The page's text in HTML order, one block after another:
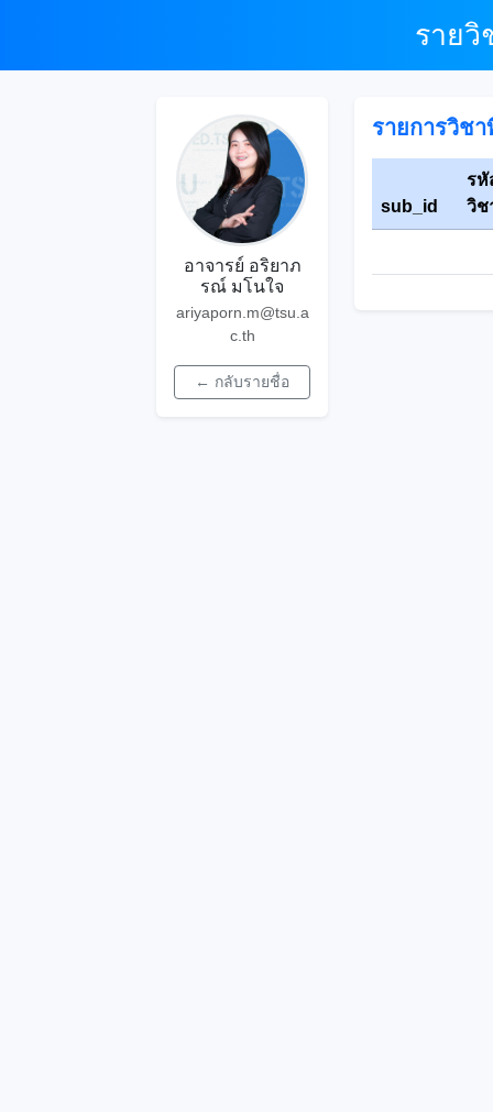
ราย
อาจารย์ อริยาภ
รณ์ มโนใจ
ariyaporn.m@tsu.a
c.th
← กลับรายชื่อ
รายการวิช
sub_id
รหั
วิช